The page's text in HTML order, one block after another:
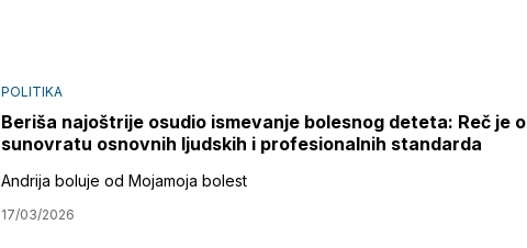
POLITIKA
Beriša najoštrije osudio ismevanje bolesnog deteta: Reč je o
sunovratu osnovnih ljudskih i profesionalnih standarda
Andrija boluje od Mojamoja bolest
17/03/2026